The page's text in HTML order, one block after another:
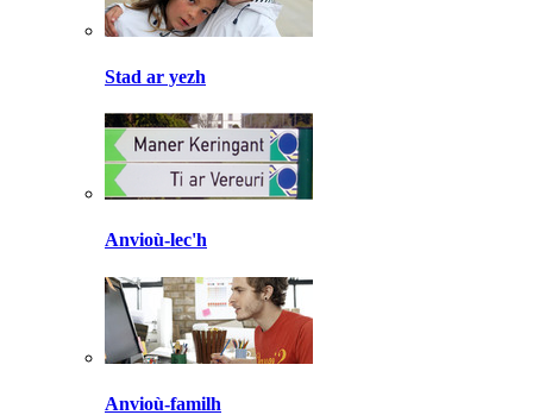
Stad ar yezh
Anvioù-lec'h
Anvioù-familh